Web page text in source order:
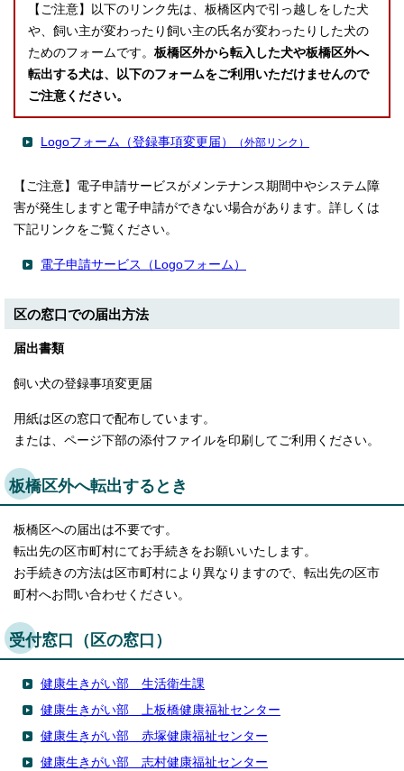
【ご注意】以下のリンク先は、板橋区内で引っ越しをした犬
や、飼い主が変わったり飼い主の氏名が変わったりした犬の
ためのフォームです。 板橋区外から転入した犬や板橋区外へ
転出する犬は、以下のフォームをご利用いただけませんので
ご注意ください。
Logoフォーム（登録事項変更届） （外部リンク）
【ご注意】電子申請サービスがメンテナンス期間中やシステム障
害が発生しますと電子申請ができない場合があります。詳しくは
下記リンクをご覧ください。
電子申請サービス（Logoフォーム）
区の窓口での届出方法
届出書類
飼い犬の登録事項変更届
用紙は区の窓口で配布しています。
または、ページ下部の添付ファイルを印刷してご利用ください。
板橋区外へ転出するとき
板橋区への届出は不要です。
転出先の区市町村にてお手続きをお願いいたします。
お手続きの方法は区市町村により異なりますので、転出先の区市
町村へお問い合わせください。
受付窓口（区の窓口）
健康生きがい部 生活衛生課
健康生きがい部 上板橋健康福祉センター
健康生きがい部 赤塚健康福祉センター
健康生きがい部 志村健康福祉センター